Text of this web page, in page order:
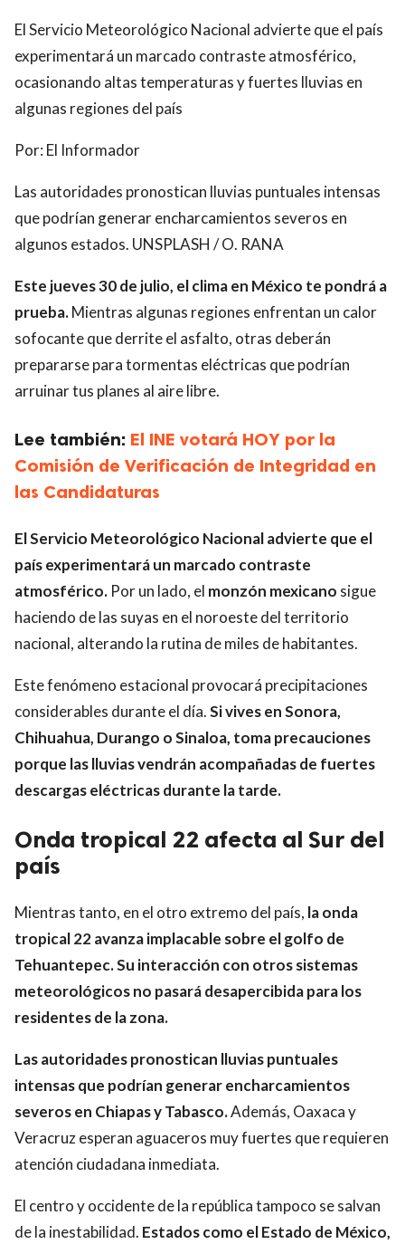
El Servicio Meteorológico Nacional advierte que el país
experimentará un marcado contraste atmosférico,
ocasionando altas temperaturas y fuertes lluvias en
algunas regiones del país
Por: El Informador
Las autoridades pronostican lluvias puntuales intensas
que podrían generar encharcamientos severos en
algunos estados. UNSPLASH / O. RANA
Este jueves 30 de julio, el clima en México te pondrá a
prueba.Mientras algunas regiones enfrentan un calor
sofocante que derrite el asfalto, otras deberán
prepararse para tormentas eléctricas que podrían
arruinar tus planes al aire libre.
Lee también: El INE votará HOY por la
Comisión de Verificación de Integridad en
las Candidaturas
El Servicio Meteorológico Nacional advierte que el
país experimentará un marcado contraste
atmosférico. Por un lado, el monzón mexicano sigue
haciendo de las suyas en el noroeste del territorio
nacional, alterando la rutina de miles de habitantes.
Este fenómeno estacional provocará precipitaciones
considerables durante el día.Si vives en Sonora,
Chihuahua, Durango o Sinaloa, toma precauciones
porque las lluvias vendrán acompañadas de fuertes
descargas eléctricas durante la tarde.
Onda tropical 22 afecta al Sur del
país
Mientras tanto, en el otro extremo del país, la onda
tropical 22 avanza implacable sobre el golfo de
Tehuantepec.Su interacción con otros sistemas
meteorológicos no pasará desapercibida para los
residentes de la zona.
Las autoridades pronostican lluvias puntuales
intensas que podrían generar encharcamientos
severos en Chiapas y Tabasco.Además, Oaxaca y
Veracruz esperan aguaceros muy fuertes que requieren
atención ciudadana inmediata.
El centro y occidente de la república tampoco se salvan
de la inestabilidad. Estados como el Estado de México,